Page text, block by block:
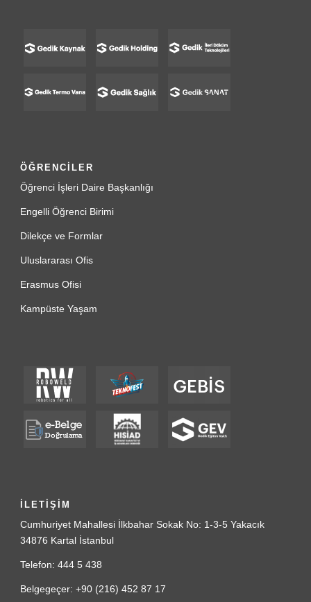
ÖĞRENCİLER
Öğrenci İşleri Daire Başkanlığı
Engelli Öğrenci Birimi
Dilekçe ve Formlar
Uluslararası Ofis
Erasmus Ofisi
Kampüste Yaşam
İLETİŞİM
Cumhuriyet Mahallesi İlkbahar Sokak No: 1-3-5 Yakacık
34876 Kartal İstanbul
Telefon: 444 5 438
Belgegeçer: +90 (216) 452 87 17